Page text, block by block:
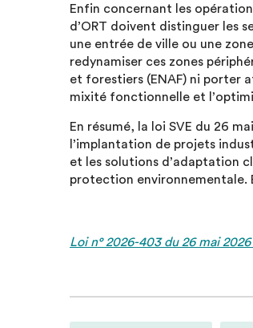
Enfin concernant les
d’ORT doivent distinguer les
une entrée de ville ou une
redynamiser ces zones
et forestiers (ENAF) ni porter
mixité fonctionnelle et
En résumé, la loi SVE du 26
l’implantation de projets
et les solutions d’adaptation
protection environnementale.
Loi n° 2026-403 du 26 mai